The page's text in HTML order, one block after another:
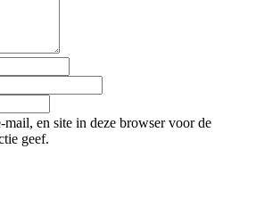
en site in deze browser voor de
geef.